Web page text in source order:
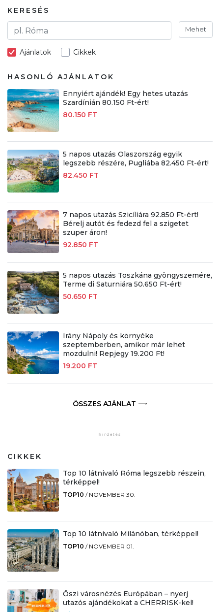
KERESÉS
Mehet
Ajánlatok Cikkek
HASONLÓ AJÁNLATOK
Ennyiért ajándék! Egy hetes utazás
Szardínián 80.150 Ft-ért!
80.150 FT
5 napos utazás Olaszország egyik
legszebb részére, Pugliába 82.450 Ft-ért!
82.450 FT
7 napos utazás Szicíliára 92.850 Ft-ért!
Bérelj autót és fedezd fel a szigetet
szuper áron!
92.850 FT
5 napos utazás Toszkána gyöngyszemére,
Terme di Saturniára 50.650 Ft-ért!
50.650 FT
Irány Nápoly és környéke
szeptemberben, amikor már lehet
mozdulni! Repjegy 19.200 Ft!
19.200 FT
ÖSSZES AJÁNLAT
CIKKEK
Top 10 látnivaló Róma legszebb részein,
térképpel!
TOP10 / NOVEMBER 30.
Top 10 látnivaló Milánóban, térképpel!
TOP10 / NOVEMBER 01.
Őszi városnézés Európában – nyerj
utazós ajándékokat a CHERRISK-kel!